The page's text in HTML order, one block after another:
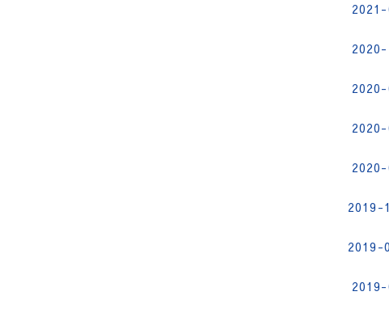
2021-
2020-
2020-
2020-
2020-
2019-
2019-
2019-